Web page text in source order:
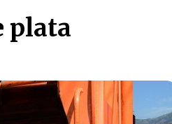
plata